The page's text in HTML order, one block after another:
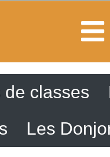
de classes
Les